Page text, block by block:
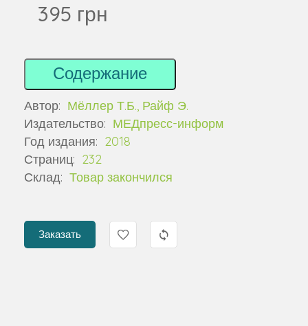
395 грн
Содержание
Автор: Мёллер Т.Б., Райф Э.
Издательство: МЕДпресс-информ
Год издания: 2018
Страниц: 232
Склад: Товар закончился
Заказать